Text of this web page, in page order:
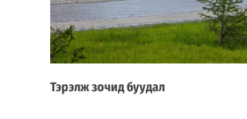
Тэрэлж зочид буудал